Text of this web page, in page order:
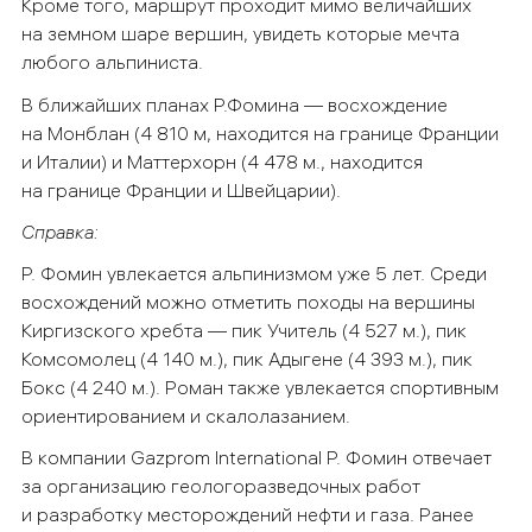
Кроме того, маршрут проходит мимо величайших
на земном шаре вершин, увидеть которые мечта
любого альпиниста.
В ближайших планах Р.Фомина — восхождение
на Монблан (4 810 м, находится на границе Франции
и Италии) и Маттерхорн (4 478 м., находится
на границе Франции и Швейцарии).
Справка:
Р. Фомин увлекается альпинизмом уже 5 лет. Среди
восхождений можно отметить походы на вершины
Киргизского хребта — пик Учитель (4 527 м.), пик
Комсомолец (4 140 м.), пик Адыгене (4 393 м.), пик
Бокс (4 240 м.). Роман также увлекается спортивным
ориентированием и скалолазанием.
В компании Gazprom International Р. Фомин отвечает
за организацию геологоразведочных работ
и разработку месторождений нефти и газа. Ранее